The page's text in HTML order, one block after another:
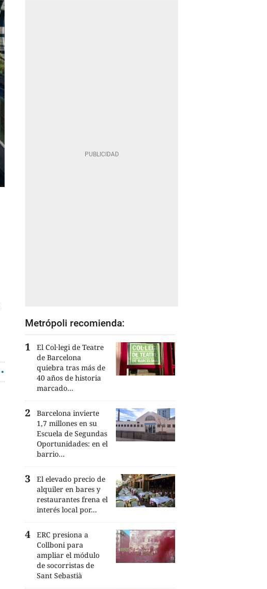
Metrópoli recomienda:
El Col·legi de Teatre
de Barcelona
quiebra tras más de
40 años de historia
marcado...
Barcelona invierte
1,7 millones en su
Escuela de Segundas
Oportunidades: en el
barrio...
El elevado precio de
alquiler en bares y
restaurantes frena el
interés local por...
ERC presiona a
Collboni para
ampliar el módulo
de socorristas de
Sant Sebastià